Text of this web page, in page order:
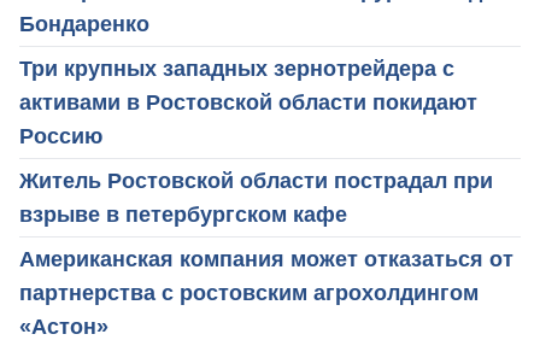
Бондаренко
Три крупных западных зернотрейдера с
активами в Ростовской области покидают
Россию
Житель Ростовской области пострадал при
взрыве в петербургском кафе
Американская компания может отказаться от
партнерства с ростовским агрохолдингом
«Астон»